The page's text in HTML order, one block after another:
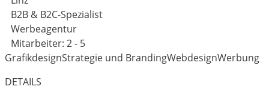
B2B & B2C-Spezialist
Werbeagentur
Mitarbeiter: 2 - 5
GrafikdesignStrategie und BrandingWebdesignWerbung
DETAILS